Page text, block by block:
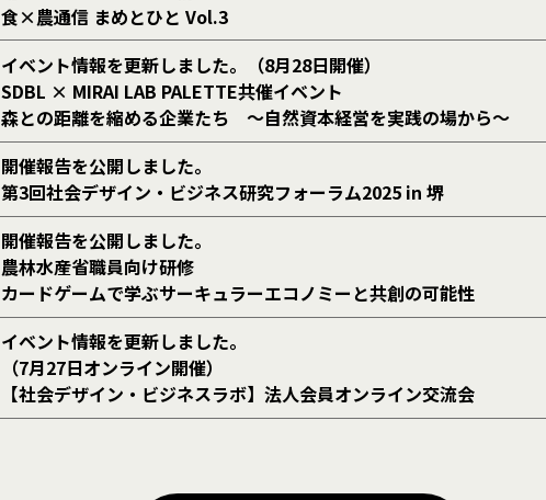
食×農通信 まめとひと Vol.3
イベント情報を更新しました。（8月28日開催）
SDBL × MIRAI LAB PALETTE共催イベント
森との距離を縮める企業たち ～自然資本経営を実践の場から～
開催報告を公開しました。
第3回社会デザイン・ビジネス研究フォーラム2025 in 堺
開催報告を公開しました。
農林水産省職員向け研修
カードゲームで学ぶサーキュラーエコノミーと共創の可能性
イベント情報を更新しました。
（7月27日オンライン開催）
【社会デザイン・ビジネスラボ】法人会員オンライン交流会